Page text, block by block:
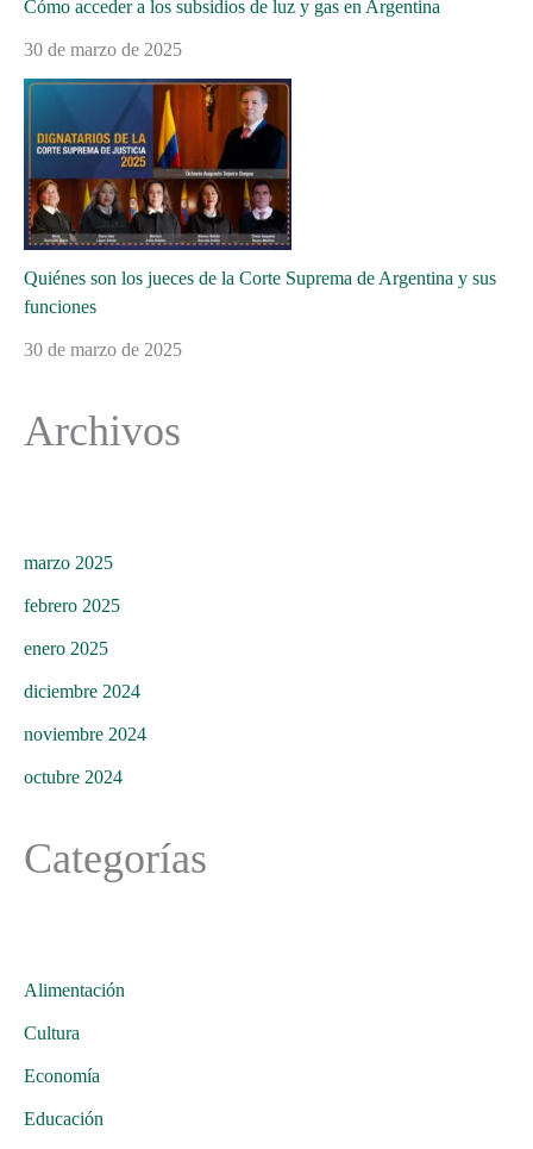
Cómo acceder a los subsidios de luz y gas en Argentina
30 de marzo de 2025
Quiénes son los jueces de la Corte Suprema de Argentina y sus
funciones
30 de marzo de 2025
Archivos
marzo 2025
febrero 2025
enero 2025
diciembre 2024
noviembre 2024
octubre 2024
Categorías
Alimentación
Cultura
Economía
Educación